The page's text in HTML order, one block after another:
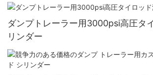
ダンプトレーラー用3000psi高圧タ
リンダー